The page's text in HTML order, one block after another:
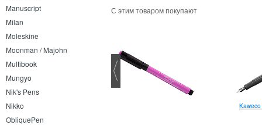
Manuscript
Milan
Moleskine
Moonman / Majohn
Multibook
Mungyo
Nik's Pens
Nikko
ObliquePen
С этим товаром покупают
Stabilo LeftRight L шариковая